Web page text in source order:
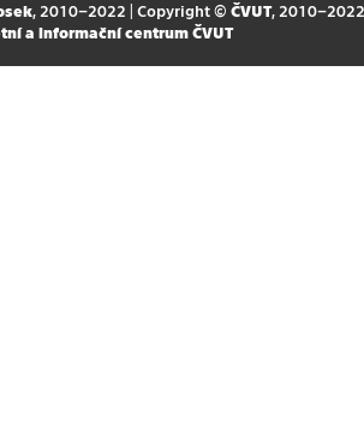
, 2010–2022 | Copyright © ČVUT, 2010–2022
a informační centrum ČVUT